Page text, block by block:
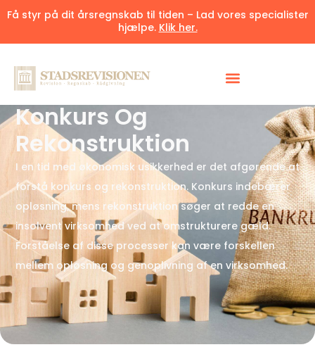
Få styr på dit årsregnskab til tiden – Lad vores specialister
hjælpe. Klik her.
Konkurs Og
Rekonstruktion
I en tid med økonomisk usikkerhed er det afgørende at
forstå konkurs og rekonstruktion. Konkurs indebærer
opløsning, mens rekonstruktion søger at redde en
insolvent virksomhed ved at omstrukturere gæld.
Forståelse af disse processer kan være forskellen
mellem opløsning og genoplivning af en virksomhed.